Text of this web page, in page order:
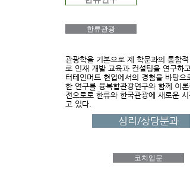
한류관광
관광학을 기본으로 제 학문과의 통합적
로 인재 개발 교육과 컨설팅을 연구하
터테인머트 현업에서의 경험을 바탕으
한 연구를 융복합관광연구와 함께 이론
전으로로 한류와 한국관광에 새로운 시
고 있다.
심리/상담분과
코치입문